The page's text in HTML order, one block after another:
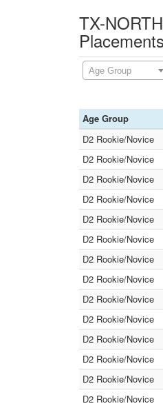
TX-
Placements
Age Group
Age Group
D2 Rookie/Novice
D2 Rookie/Novice
D2 Rookie/Novice
D2 Rookie/Novice
D2 Rookie/Novice
D2 Rookie/Novice
D2 Rookie/Novice
D2 Rookie/Novice
D2 Rookie/Novice
D2 Rookie/Novice
D2 Rookie/Novice
D2 Rookie/Novice
D2 Rookie/Novice
D2 Rookie/Novice